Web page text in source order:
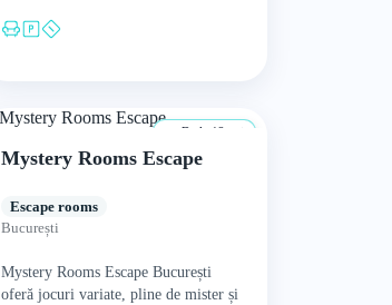
camere…
De la 12 ani
Mystery Rooms Escape
Escape rooms
București
Mystery Rooms Escape București
oferă jocuri variate, pline de mister și